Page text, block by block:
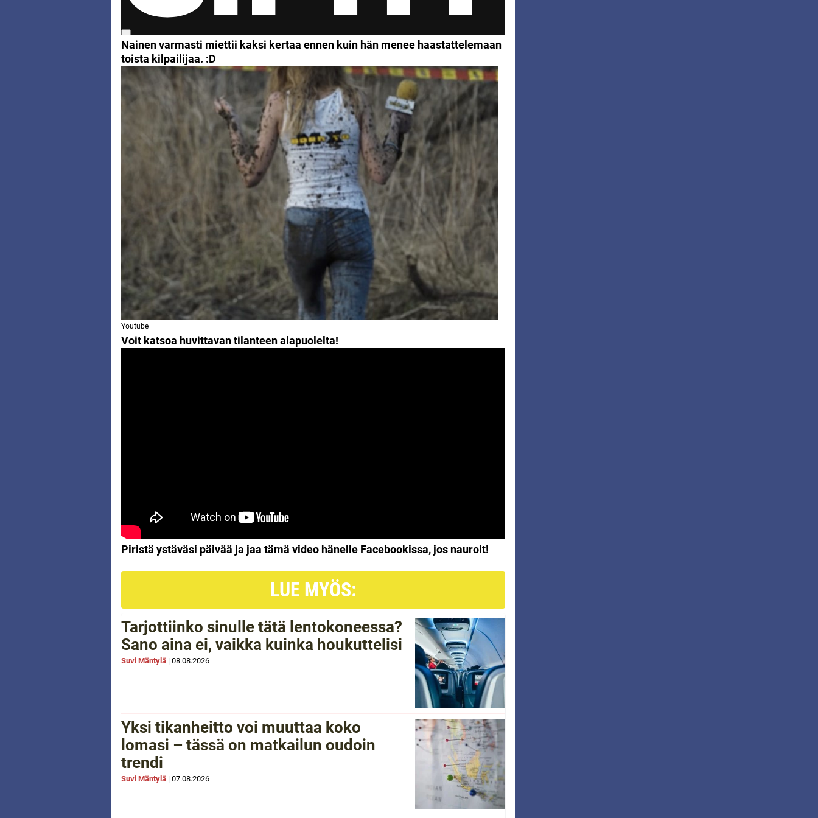
Nainen varmasti miettii kaksi kertaa ennen kuin hän menee haastattelemaan
toista kilpailijaa. :D
Youtube
Voit katsoa huvittavan tilanteen alapuolelta!
Piristä ystäväsi päivää ja jaa tämä video hänelle Facebookissa, jos nauroit!
LUE MYÖS:
Tarjottiinko sinulle tätä lentokoneessa?
Sano aina ei, vaikka kuinka houkuttelisi
Suvi Mäntylä | 08.08.2026
Yksi tikanheitto voi muuttaa koko
lomasi – tässä on matkailun oudoin
trendi
Suvi Mäntylä | 07.08.2026